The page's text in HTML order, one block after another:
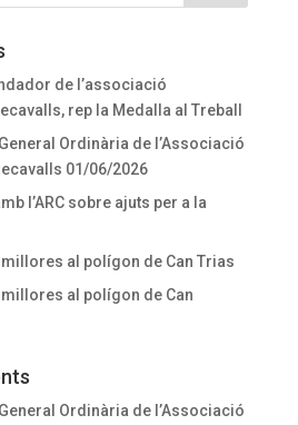
de l’associació
rep la Medalla al Treball
Ordinària de l’Associació
01/06/2026
l’ARC sobre ajuts per a la
al polígon de Can Trias
al polígon de Can
Ordinària de l’Associació